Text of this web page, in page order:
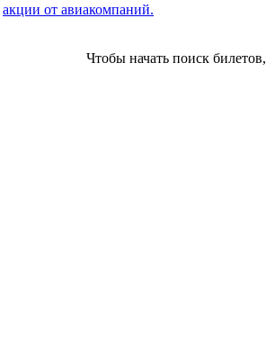
акции от авиакомпаний.
Чтобы начать поиск билетов,